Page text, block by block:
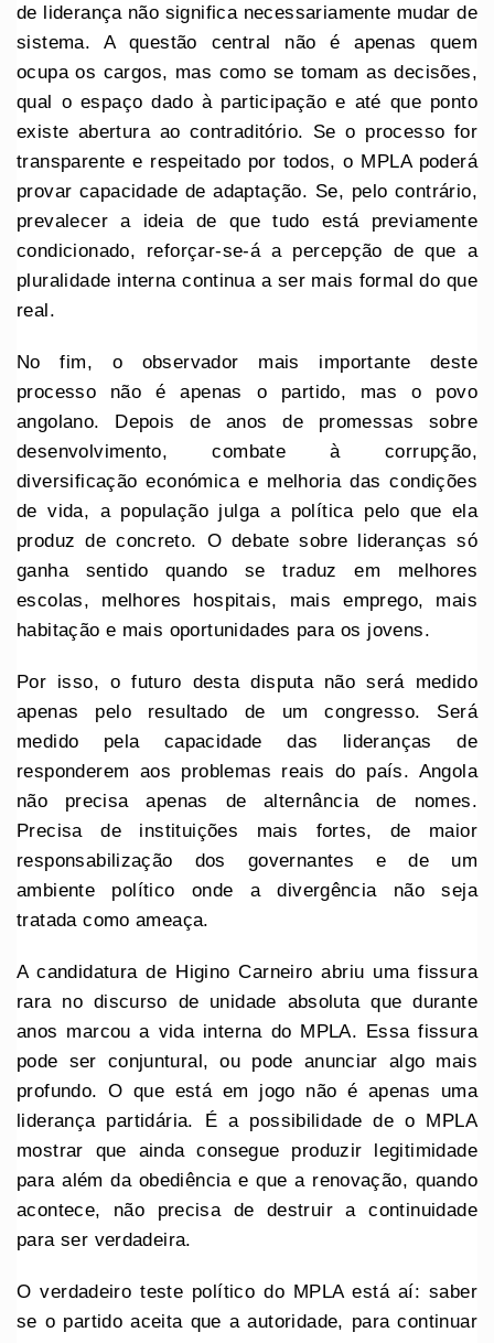
de liderança não significa necessariamente mudar de
sistema. A questão central não é apenas quem
ocupa os cargos, mas como se tomam as decisões,
qual o espaço dado à participação e até que ponto
existe abertura ao contraditório. Se o processo for
transparente e respeitado por todos, o MPLA poderá
provar capacidade de adaptação. Se, pelo contrário,
prevalecer a ideia de que tudo está previamente
condicionado, reforçar-se-á a percepção de que a
pluralidade interna continua a ser mais formal do que
real.
No fim, o observador mais importante deste
processo não é apenas o partido, mas o povo
angolano. Depois de anos de promessas sobre
desenvolvimento, combate à corrupção,
diversificação económica e melhoria das condições
de vida, a população julga a política pelo que ela
produz de concreto. O debate sobre lideranças só
ganha sentido quando se traduz em melhores
escolas, melhores hospitais, mais emprego, mais
habitação e mais oportunidades para os jovens.
Por isso, o futuro desta disputa não será medido
apenas pelo resultado de um congresso. Será
medido pela capacidade das lideranças de
responderem aos problemas reais do país. Angola
não precisa apenas de alternância de nomes.
Precisa de instituições mais fortes, de maior
responsabilização dos governantes e de um
ambiente político onde a divergência não seja
tratada como ameaça.
A candidatura de Higino Carneiro abriu uma fissura
rara no discurso de unidade absoluta que durante
anos marcou a vida interna do MPLA. Essa fissura
pode ser conjuntural, ou pode anunciar algo mais
profundo. O que está em jogo não é apenas uma
liderança partidária. É a possibilidade de o MPLA
mostrar que ainda consegue produzir legitimidade
para além da obediência e que a renovação, quando
acontece, não precisa de destruir a continuidade
para ser verdadeira.
O verdadeiro teste político do MPLA está aí: saber
se o partido aceita que a autoridade, para continuar